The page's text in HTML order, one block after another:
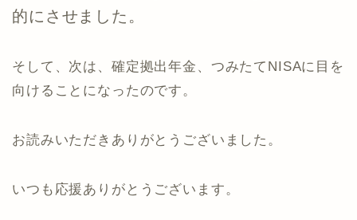
的にさせました。
そして、次は、確定拠出年金、つみたてNISAに目を
向けることになったのです。
お読みいただきありがとうございました。
いつも応援ありがとうございます。